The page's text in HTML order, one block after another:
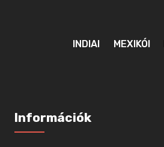
INDIAI MEXIKÓI
Információk